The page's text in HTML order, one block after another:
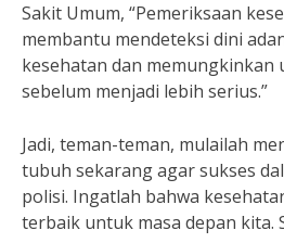
Sakit Umum, “Pemeriksaan
membantu mendeteksi dini
kesehatan dan memungkinkan
sebelum menjadi lebih serius.”
Jadi, teman-teman, mulailah
tubuh sekarang agar sukses
polisi. Ingatlah bahwa
terbaik untuk masa depan kita.